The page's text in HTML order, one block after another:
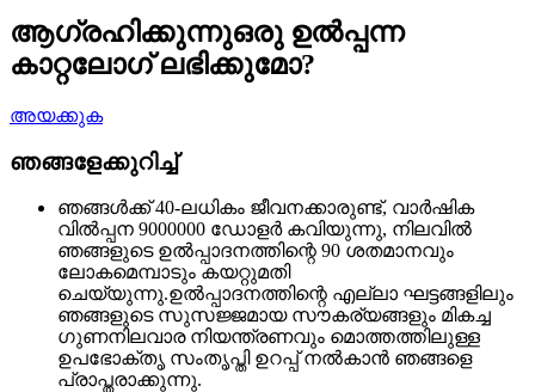
ആഗ്രഹിക്കുന്നുഒരു ഉൽപ്പന്ന
കാറ്റലോഗ് ലഭിക്കുമോ?
അയക്കുക
ഞങ്ങളേക്കുറിച്ച്
ഞങ്ങൾക്ക് 40-ലധികം ജീവനക്കാരുണ്ട്, വാർഷിക
വിൽപ്പന 9000000 ഡോളർ കവിയുന്നു, നിലവിൽ
ഞങ്ങളുടെ ഉൽപ്പാദനത്തിന്റെ 90 ശതമാനവും
ലോകമെമ്പാടും കയറ്റുമതി
ചെയ്യുന്നു.ഉൽപ്പാദനത്തിന്റെ എല്ലാ ഘട്ടങ്ങളിലും
ഞങ്ങളുടെ സുസജ്ജമായ സൗകര്യങ്ങളും മികച്ച
ഗുണനിലവാര നിയന്ത്രണവും മൊത്തത്തിലുള്ള
ഉപഭോക്തൃ സംതൃപ്തി ഉറപ്പ് നൽകാൻ ഞങ്ങളെ
പ്രാപ്തരാക്കുന്നു.